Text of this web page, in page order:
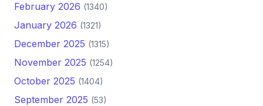
February 2026 (1340)
January 2026 (1321)
December 2025 (1315)
November 2025 (1254)
October 2025 (1404)
September 2025 (53)